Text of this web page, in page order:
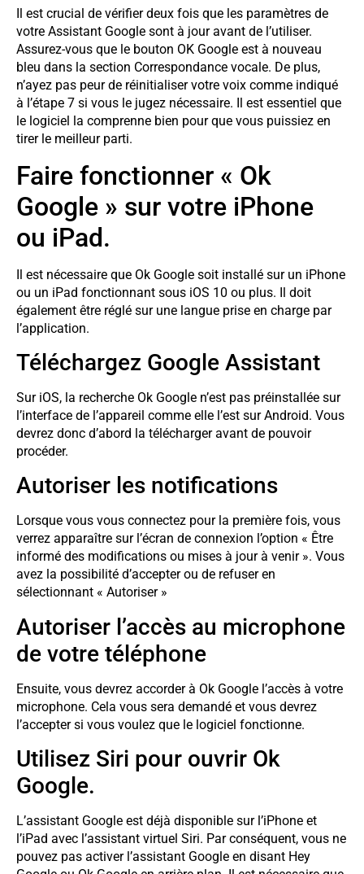
Il est crucial de vérifier deux fois que les paramètres de
votre Assistant Google sont à jour avant de l’utiliser.
Assurez-vous que le bouton OK Google est à nouveau
bleu dans la section Correspondance vocale. De plus,
n’ayez pas peur de réinitialiser votre voix comme indiqué
à l’étape 7 si vous le jugez nécessaire. Il est essentiel que
le logiciel la comprenne bien pour que vous puissiez en
tirer le meilleur parti.
Faire fonctionner « Ok
Google » sur votre iPhone
ou iPad.
Il est nécessaire que Ok Google soit installé sur un iPhone
ou un iPad fonctionnant sous iOS 10 ou plus. Il doit
également être réglé sur une langue prise en charge par
l’application.
Téléchargez Google Assistant
Sur iOS, la recherche Ok Google n’est pas préinstallée sur
l’interface de l’appareil comme elle l’est sur Android. Vous
devrez donc d’abord la télécharger avant de pouvoir
procéder.
Autoriser les notifications
Lorsque vous vous connectez pour la première fois, vous
verrez apparaître sur l’écran de connexion l’option « Être
informé des modifications ou mises à jour à venir ». Vous
avez la possibilité d’accepter ou de refuser en
sélectionnant « Autoriser »
Autoriser l’accès au microphone
de votre téléphone
Ensuite, vous devrez accorder à Ok Google l’accès à votre
microphone. Cela vous sera demandé et vous devrez
l’accepter si vous voulez que le logiciel fonctionne.
Utilisez Siri pour ouvrir Ok
Google.
L’assistant Google est déjà disponible sur l’iPhone et
l’iPad avec l’assistant virtuel Siri. Par conséquent, vous ne
pouvez pas activer l’assistant Google en disant Hey